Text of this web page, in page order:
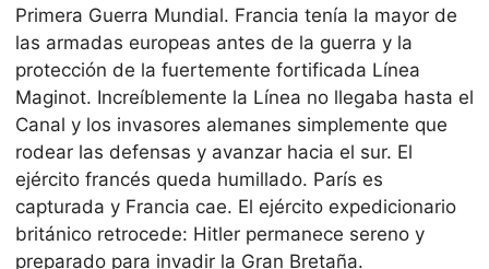
Primera Guerra Mundial. Francia tenía la mayor de
las armadas europeas antes de la guerra y la
protección de la fuertemente fortificada Línea
Maginot. Increíblemente la Línea no llegaba hasta el
Canal y los invasores alemanes simplemente que
rodear las defensas y avanzar hacia el sur. El
ejército francés queda humillado. París es
capturada y Francia cae. El ejército expedicionario
británico retrocede: Hitler permanece sereno y
preparado para invadir la Gran Bretaña.